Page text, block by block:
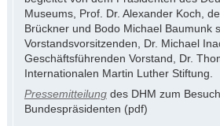
Museums, Prof. Dr. Alexander Koch,
Brückner und Bodo Michael Baumunk
Vorstandsvorsitzenden, Dr. Michael
Geschäftsführenden Vorstand, Dr.
Internationalen Martin Luther Stiftung.
Pressemitteilungdes DHM zum
Bundespräsidenten (pdf)